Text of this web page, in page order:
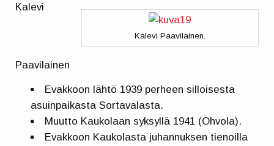
Kalevi Paavilainen.
Kalevi
Paavilainen
Evakkoon lähtö 1939 perheen silloisesta
asuinpaikasta Sortavalasta.
Muutto Kaukolaan syksyllä 1941 (Ohvola).
Evakkoon Kaukolasta juhannuksen tienoilla